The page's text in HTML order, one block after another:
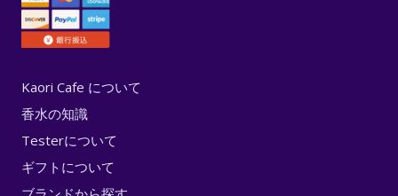
Kaori Cafe について
香水の知識
Testerについて
ギフトについて